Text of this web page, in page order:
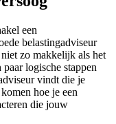
een
belastingadviseur
zo makkelijk als het
logische stappen
vindt die je
hoe je een
die jouw